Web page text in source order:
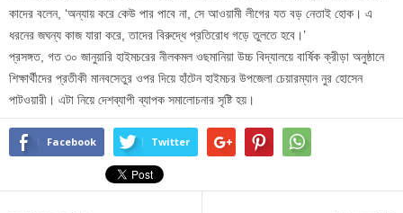
কাদের বলেন, ‘অন্যায় করে কেউ পার পাবে না, সে আওয়ামী লীগের যত বড় নেতাই হোক। এ
ধরনের জঘন্য কাজ যারা করে, তাদের বিরুদ্ধে প্রতিরোধ গড়ে তুলতে হবে।’
প্রসঙ্গত, গত ৩০ জানুয়ারি হাইমচরের নীলকমল ওছমানিয়া উচ্চ বিদ্যালয়ে বার্ষিক ক্রীড়া অনুষ্ঠানে
শিক্ষার্থীদের প্রতীকী মানবসেতুর ওপর দিয়ে হাঁটেন হাইমচর উপজেলা চেয়ারম্যান নুর হোসেন
পাটওয়ারী। এটা নিয়ে দেশব্যাপী ব্যাপক সমালোচনার সৃষ্টি হয়।
Facebook Twitter